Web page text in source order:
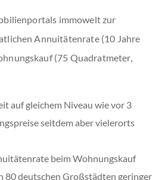
immowelt zur
Annuitätenrate (10 Jahre
(75 Quadratmeter,
auf gleichem Niveau wie vor 3
seitdem aber vielerorts
beim Wohnungskauf
80 deutschen Großstädten geringer